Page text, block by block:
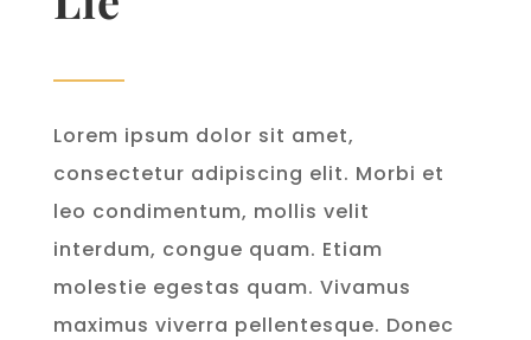
Lorem ipsum dolor sit amet,
consectetur adipiscing elit. Morbi et
leo condimentum, mollis velit
interdum, congue quam. Etiam
molestie egestas quam. Vivamus
maximus viverra pellentesque. Donec